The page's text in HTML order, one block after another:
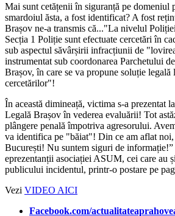
Mai sunt cetățenii în siguranță pe domeniul
smardoiul ăsta, a fost identificat? A fost
Brașov ne-a transmis că..."La nivelul
Secția 1 Poliție sunt efectuate cercetări în
sub aspectul săvârșirii infracțiunii de
instrumentat sub coordonarea Parchetului
Brașov, în care se va propune soluție legală
cercetărilor"!
În această dimineață, victima s-a prezentat
Legală Brașov în vederea evaluării! Tot
plângere penală împotriva agresorului.
va identifica pe "băiat"! Din ce am aflat noi,
București! Nu suntem siguri de informație!”
eprezentanții asociației ASUM, cei care au
publicului incidentul, printr-o postare pe
Vezi VIDEO AICI
Facebook.com/